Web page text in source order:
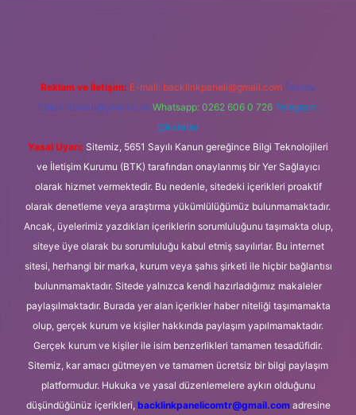
Reklam ve İletişim: E-mail: backlinkpaneli@gmail.com Teams:
forumhizmeti@gmail.com Whatsapp: 0262 606 0 726 Telegram:
@karabul
Yasal Uyarı: Sitemiz, 5651 Sayılı Kanun gereğince Bilgi Teknolojileri
ve İletişim Kurumu (BTK) tarafından onaylanmış bir Yer Sağlayıcı
olarak hizmet vermektedir. Bu nedenle, sitedeki içerikleri proaktif
olarak denetleme veya araştırma yükümlülüğümüz bulunmamaktadır.
Ancak, üyelerimiz yazdıkları içeriklerin sorumluluğunu taşımakta olup,
siteye üye olarak bu sorumluluğu kabul etmiş sayılırlar. Bu internet
sitesi, herhangi bir marka, kurum veya şahıs şirketi ile hiçbir bağlantısı
bulunmamaktadır. Sitede yalnızca kendi hazırladığımız makaleler
paylaşılmaktadır. Burada yer alan içerikler haber niteliği taşımamakta
olup, gerçek kurum ve kişiler hakkında paylaşım yapılmamaktadır.
Gerçek kurum ve kişiler ile isim benzerlikleri tamamen tesadüfidir.
Sitemiz, kar amacı gütmeyen ve tamamen ücretsiz bir bilgi paylaşım
platformudur. Hukuka ve yasal düzenlemelere aykırı olduğunu
düşündüğünüz içerikleri, backlinkpanelicomtr@gmail.comadresine